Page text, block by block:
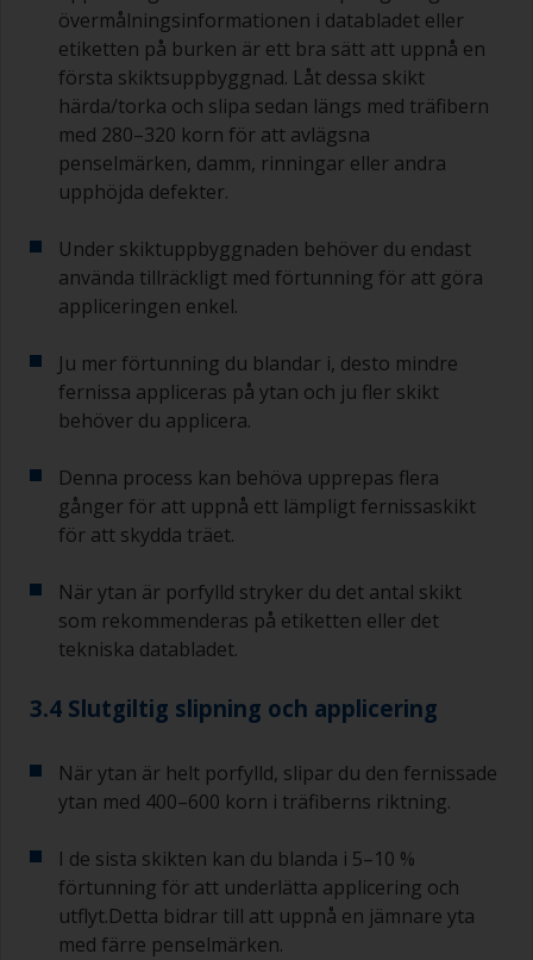
övermålningsinformationen i databladet eller
etiketten på burken är ett bra sätt att uppnå en
första skiktsuppbyggnad. Låt dessa skikt
härda/torka och slipa sedan längs med träfibern
med 280–320 korn för att avlägsna
penselmärken, damm, rinningar eller andra
upphöjda defekter.
Under skiktuppbyggnaden behöver du endast
använda tillräckligt med förtunning för att göra
appliceringen enkel.
Ju mer förtunning du blandar i, desto mindre
fernissa appliceras på ytan och ju fler skikt
behöver du applicera.
Denna process kan behöva upprepas flera
gånger för att uppnå ett lämpligt fernissaskikt
för att skydda träet.
När ytan är porfylld stryker du det antal skikt
som rekommenderas på etiketten eller det
tekniska databladet.
3.4 Slutgiltig slipning och applicering
När ytan är helt porfylld, slipar du den fernissade
ytan med 400–600 korn i träfiberns riktning.
I de sista skikten kan du blanda i 5–10 %
förtunning för att underlätta applicering och
utflyt.Detta bidrar till att uppnå en jämnare yta
med färre penselmärken.